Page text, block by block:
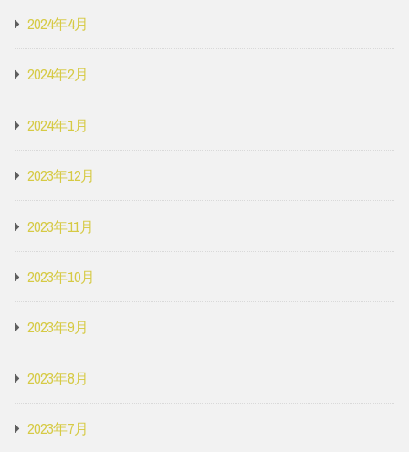
2024年4月
2024年2月
2024年1月
2023年12月
2023年11月
2023年10月
2023年9月
2023年8月
2023年7月